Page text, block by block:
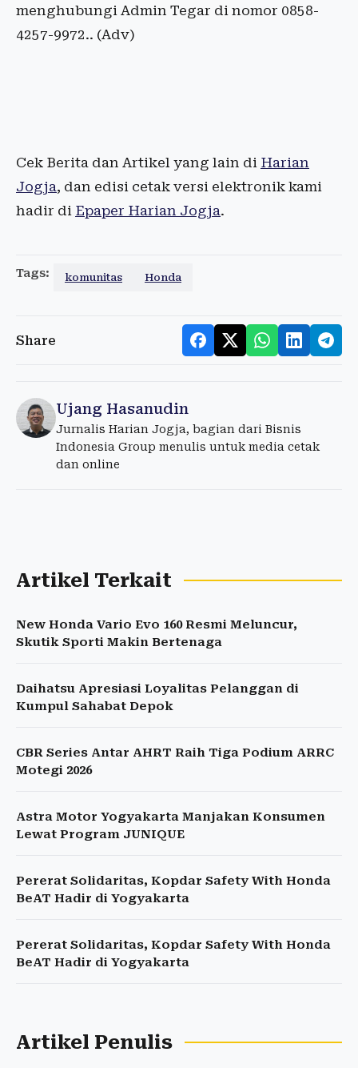
menghubungi Admin Tegar di nomor 0858-
4257-9972.. (Adv)
Cek Berita dan Artikel yang lain di Harian
Jogja, dan edisi cetak versi elektronik kami
hadir di Epaper Harian Jogja.
Tags: komunitas Honda
Share
Ujang Hasanudin
Jurnalis Harian Jogja, bagian dari Bisnis
Indonesia Group menulis untuk media cetak
dan online
Artikel Terkait
New Honda Vario Evo 160 Resmi Meluncur,
Skutik Sporti Makin Bertenaga
Daihatsu Apresiasi Loyalitas Pelanggan di
Kumpul Sahabat Depok
CBR Series Antar AHRT Raih Tiga Podium ARRC
Motegi 2026
Astra Motor Yogyakarta Manjakan Konsumen
Lewat Program JUNIQUE
Pererat Solidaritas, Kopdar Safety With Honda
BeAT Hadir di Yogyakarta
Pererat Solidaritas, Kopdar Safety With Honda
BeAT Hadir di Yogyakarta
Artikel Penulis